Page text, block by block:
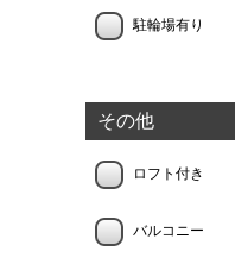
駐輪場有り
その他
ロフト付き
バルコニー